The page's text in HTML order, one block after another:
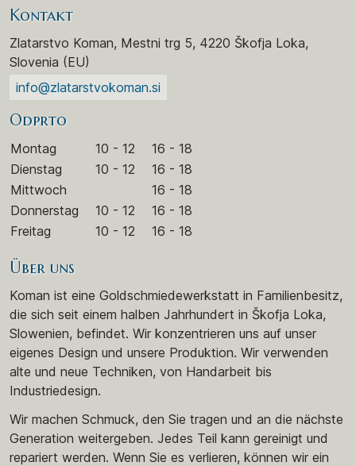
Kontakt
Zlatarstvo Koman, Mestni trg 5, 4220 Škofja Loka,
Slovenia (EU)
info@zlatarstvokoman.si
Odprto
Montag 10 - 12
16 - 18
Dienstag
10 - 12
16 - 18
Mittwoch
16 - 18
Donnerstag
10 - 12
16 - 18
Freitag
10 - 12 16 - 18
Über uns
Koman ist eine Goldschmiedewerkstatt in Familienbesitz,
die sich seit einem halben Jahrhundert in Škofja Loka,
Slowenien, befindet. Wir konzentrieren uns auf unser
eigenes Design und unsere Produktion. Wir verwenden
alte und neue Techniken, von Handarbeit bis
Industriedesign.
Wir machen Schmuck, den Sie tragen und an die nächste
Generation weitergeben. Jedes Teil kann gereinigt und
repariert werden. Wenn Sie es verlieren, können wir ein